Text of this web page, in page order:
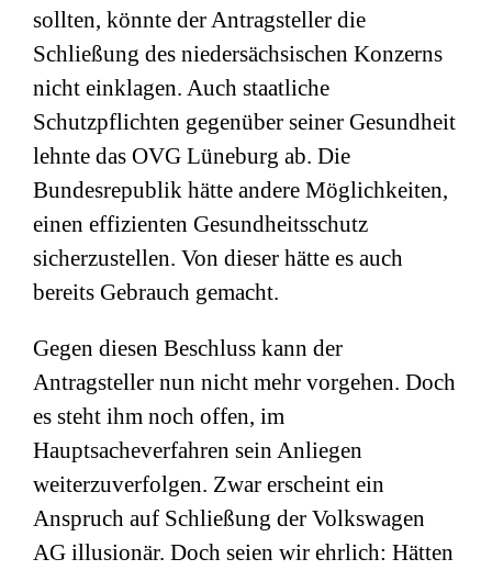
sollten, könnte der Antragsteller die
Schließung des niedersächsischen Konzerns
nicht einklagen. Auch staatliche
Schutzpflichten gegenüber seiner Gesundheit
lehnte das OVG Lüneburg ab. Die
Bundesrepublik hätte andere Möglichkeiten,
einen effizienten Gesundheitsschutz
sicherzustellen. Von dieser hätte es auch
bereits Gebrauch gemacht.
Gegen diesen Beschluss kann der
Antragsteller nun nicht mehr vorgehen. Doch
es steht ihm noch offen, im
Hauptsacheverfahren sein Anliegen
weiterzuverfolgen. Zwar erscheint ein
Anspruch auf Schließung der Volkswagen
AG illusionär. Doch seien wir ehrlich: Hätten